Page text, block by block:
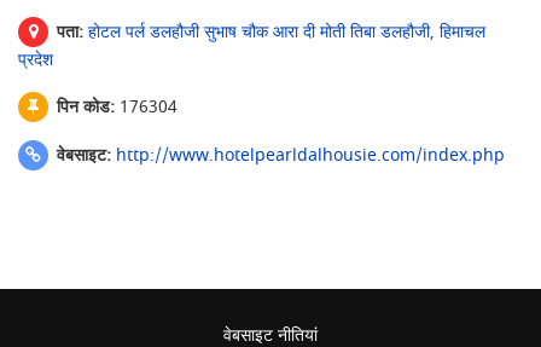
पता: होटल पर्ल डलहौजी सुभाष चौक आरा दी मोती तिबा डलहौजी, हिमाचल
प्रदेश
पिन कोड: 176304
वेबसाइट: http://www.hotelpearldalhousie.com/index.php
वेबसाइट नीतियां